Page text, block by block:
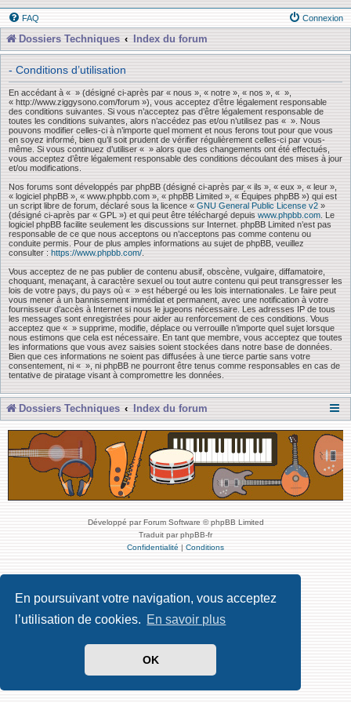
En poursuivant votre navigation, vous acceptez
l’utilisation de cookies. En savoir plus
OK
FAQ Connexion
Dossiers Techniques Index du forum
- Conditions d’utilisation
En accédant à « » (désigné ci-après par « nous », « notre », « nos », « »,
« http://www.ziggysono.com/forum »), vous acceptez d’être légalement responsable
des conditions suivantes. Si vous n’acceptez pas d’être légalement responsable de
toutes les conditions suivantes, alors n’accédez pas et/ou n’utilisez pas « ». Nous
pouvons modifier celles-ci à n’importe quel moment et nous ferons tout pour que vous
en soyez informé, bien qu’il soit prudent de vérifier régulièrement celles-ci par vous-
même. Si vous continuez d’utiliser « » alors que des changements ont été effectués,
vous acceptez d’être légalement responsable des conditions découlant des mises à jour
et/ou modifications.
Nos forums sont développés par phpBB (désigné ci-après par « ils », « eux », « leur »,
« logiciel phpBB », « www.phpbb.com », « phpBB Limited », « Équipes phpBB ») qui est
un script libre de forum, déclaré sous la licence « GNU General Public License v2 »
(désigné ci-après par « GPL ») et qui peut être téléchargé depuis www.phpbb.com . Le
logiciel phpBB facilite seulement les discussions sur Internet. phpBB Limited n’est pas
responsable de ce que nous acceptons ou n’acceptons pas comme contenu ou
conduite permis. Pour de plus amples informations au sujet de phpBB, veuillez
consulter : https://www.phpbb.com/
Vous acceptez de ne pas publier de contenu abusif, obscène, vulgaire, diffamatoire,
choquant, menaçant, à caractère sexuel ou tout autre contenu qui peut transgresser les
lois de votre pays, du pays où « » est hébergé ou les lois internationales. Le faire peut
vous mener à un bannissement immédiat et permanent, avec une notification à votre
fournisseur d’accès à Internet si nous le jugeons nécessaire. Les adresses IP de tous
les messages sont enregistrées pour aider au renforcement de ces conditions. Vous
acceptez que « » supprime, modifie, déplace ou verrouille n’importe quel sujet lorsque
nous estimons que cela est nécessaire. En tant que membre, vous acceptez que toutes
les informations que vous avez saisies soient stockées dans notre base de données.
Bien que ces informations ne soient pas diffusées à une tierce partie sans votre
consentement, ni « », ni phpBB ne pourront être tenus comme responsables en cas de
tentative de piratage visant à compromettre les données.
Dossiers Techniques Index du forum
Développé par Forum Software © phpBB Limited
Traduit par phpBB-fr
Confidentialité | Conditions